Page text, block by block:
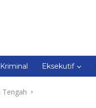
Eksekutif
Tengah